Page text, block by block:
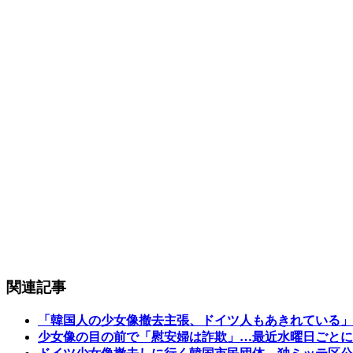
関連記事
「韓国人の少女像撤去主張、ドイツ人もあきれている」
少女像の目の前で「慰安婦は詐欺」…最近水曜日ごと